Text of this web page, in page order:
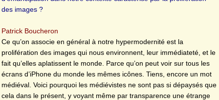
des images ?
Patrick Boucheron
Ce qu’on associe en général à notre hypermodernité est la
prolifération des images qui nous environnent, leur immédiateté, et le
fait qu’elles aplatissent le monde. Parce qu’on peut voir sur tous les
écrans d’iPhone du monde les mêmes icônes. Tiens, encore un mot
médiéval. Voici pourquoi les médiévistes ne sont pas si dépaysés que
cela dans le présent, y voyant même par transparence une étrange